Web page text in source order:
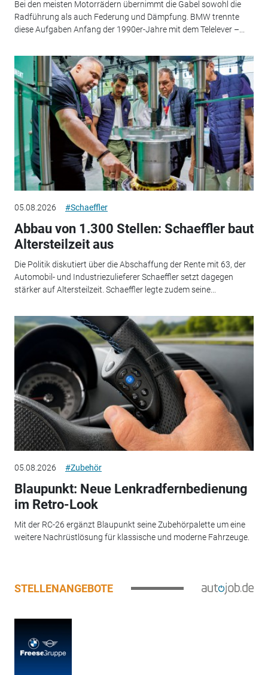
Bei den meisten Motorrädern übernimmt die Gabel sowohl die
Radführung als auch Federung und Dämpfung. BMW trennte
diese Aufgaben Anfang der 1990er-Jahre mit dem Telelever –...
05.08.2026 #Schaeffler
Abbau von 1.300 Stellen: Schaeffler baut
Altersteilzeit aus
Die Politik diskutiert über die Abschaffung der Rente mit 63, der
Automobil- und Industriezulieferer Schaeffler setzt dagegen
stärker auf Altersteilzeit. Schaeffler legte zudem seine...
05.08.2026 #Zubehör
Blaupunkt: Neue Lenkradfernbedienung
im Retro-Look
Mit der RC-26 ergänzt Blaupunkt seine Zubehörpalette um eine
weitere Nachrüstlösung für klassische und moderne Fahrzeuge.
STELLENANGEBOTE